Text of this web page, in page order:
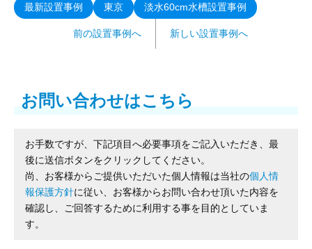
最新設置事例 東京 淡水60cm水槽設置事例
前の設置事例へ 新しい設置事例へ
お問い合わせはこちら
お手数ですが、下記項目へ必要事項をご記入いただき、最
後に送信ボタンをクリックしてください。
尚、お客様からご提供いただいた個人情報は当社の個人情
報保護方針に従い、お客様からお問い合わせ頂いた内容を
確認し、ご回答するために利用する事を目的としていま
す。